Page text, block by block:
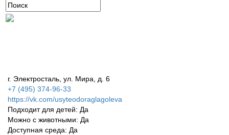
г. Электросталь, ул. Мира, д. 6
+7 (495) 374-96-33
https://vk.com/usyteodoraglagoleva
Подходит для детей: Да
Можно с животными: Да
Доступная среда: Да